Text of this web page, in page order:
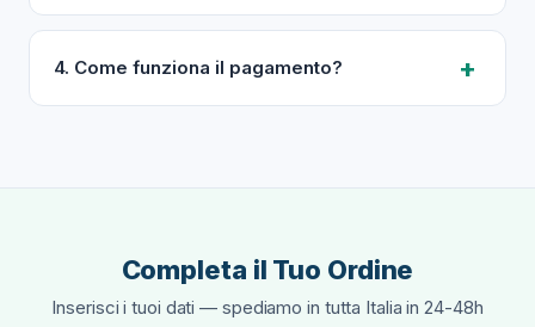
Consulta il medico per dubbi.
Assolutamente sì. Il pacco viene spedito in un
imballaggio neutro senza alcun riferimento al
contenuto. Nessuno potrà sapere cosa hai ordinato. La
tua privacy è la nostra priorità.
4. Come funziona il pagamento?
Completa il Tuo Ordine
Inserisci i tuoi dati — spediamo in tutta Italia in 24-48h